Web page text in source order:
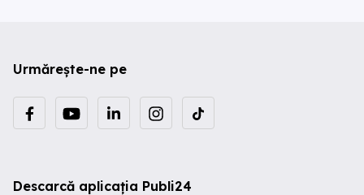
Urmărește-ne pe
Descarcă aplicația Publi24